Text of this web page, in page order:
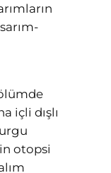
içli dışlı
otopsi